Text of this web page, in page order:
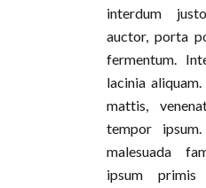
interdum
auctor, porta
fermentum.
lacinia
mattis,
tempor
malesuada
ipsum